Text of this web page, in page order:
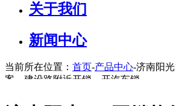
关于我们
新闻中心
当前所在位置： 首页-产品中心-济南阳
案，建设路附近开锁，开汽车锁